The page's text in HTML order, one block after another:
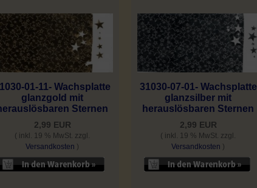
01-11- Wachsplatte
glanzgold mit
Sternen
2,99 EUR
( inkl. 19 % MwSt. zzgl.
Versandkosten )
31030-07-01- Wachsplatte
glanzsilber mit
herauslösbaren Sternen
2,99 EUR
( inkl. 19 % MwSt. zzgl.
Versandkosten )